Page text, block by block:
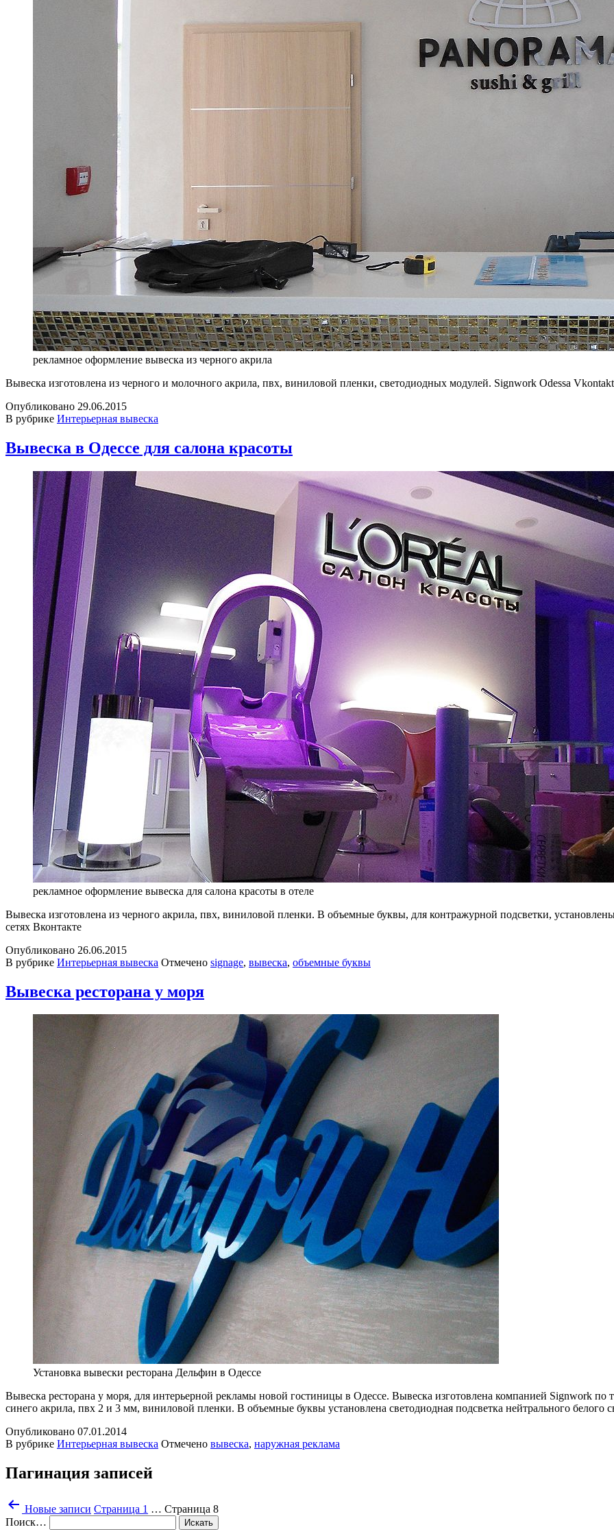
рекламное оформление вывеска из черного акрила
Вывеска изготовлена из черного и молочного акрила, пвх, виниловой пленки, светодиодных модулей. Signwork Odessa
Опубликовано 29.06.2015
В рубрике Интерьерная вывеска
Вывеска в Одессе для салона красоты
рекламное оформление вывеска для салона красоты в отеле
Вывеска изготовлена из черного акрила, пвх, виниловой пленки. В объемные буквы, для контражурной подсветки,
сетях Вконтакте
Опубликовано 26.06.2015
В рубрике Интерьерная вывеска Отмечено signage, вывеска, объемные буквы
Вывеска ресторана у моря
Установка вывески ресторана Дельфин в Одессе
Вывеска ресторана у моря, для интерьерной рекламы новой гостиницы в Одессе. Вывеска изготовлена компанией Signwork
синего акрила, пвх 2 и 3 мм, виниловой пленки. В объемные буквы установлена светодиодная подсветка нейтрального белого
Опубликовано 07.01.2014
В рубрике Интерьерная вывеска Отмечено вывеска, наружная реклама
Пагинация записей
Новые записи Страница 1 … Страница 8
Поиск…